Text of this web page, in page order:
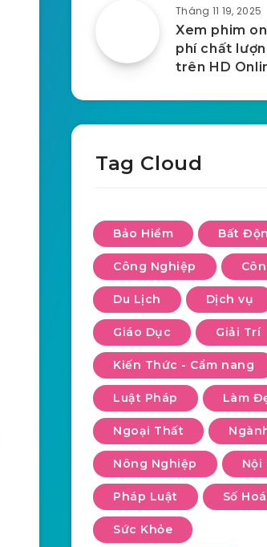
Tháng 11 19, 2025
Xem phim
phí chất
trên HD
Tag Cloud
Bảo Hiểm Bất
Công Nghiệp
Du Lịch Dịch vụ
Giáo Dục Giải Trí
Kiến Thức - Cẩm nang
Luật Pháp Làm
Ngoại Thất
Nông Nghiệp Nội
Pháp Luật Số Hoá
Sức Khỏe